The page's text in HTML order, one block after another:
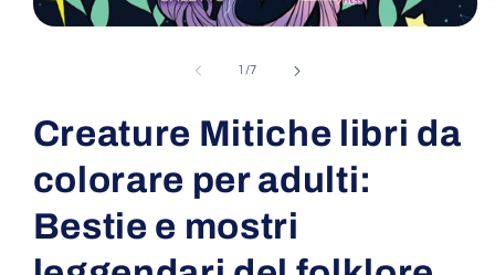
/of
7
Creature Mitiche libri da
colorare per adulti:
Bestie e mostri